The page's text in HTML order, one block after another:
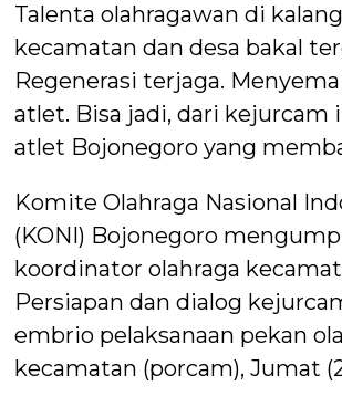
Talenta olahragawan di
kecamatan dan desa bakal
Regenerasi terjaga.
atlet. Bisa jadi, dari kejurcam
atlet Bojonegoro yang
Komite Olahraga Nasional
(KONI) Bojonegoro
koordinator olahraga
Persiapan dan dialog
embrio pelaksanaan pekan
kecamatan (porcam), Jumat